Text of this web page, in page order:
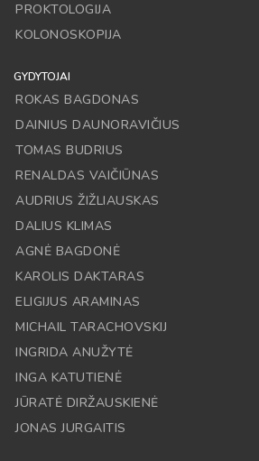
PROKTOLOGIJA
KOLONOSKOPIJA
GYDYTOJAI
ROKAS BAGDONAS
DAINIUS DAUNORAVIČIUS
TOMAS BUDRIUS
RENALDAS VAIČIŪNAS
AUDRIUS ŽIŽLIAUSKAS
DALIUS KLIMAS
AGNĖ BAGDONĖ
KAROLIS DAKTARAS
ELIGIJUS ARAMINAS
MICHAIL TARACHOVSKIJ
INGRIDA ANUŽYTĖ
INGA KATUTIENĖ
JŪRATĖ DIRŽAUSKIENĖ
JONAS JURGAITIS